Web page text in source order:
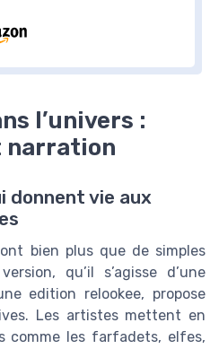
l’univers :
donnent vie aux
bien plus que de simples
qu’il s’agisse d’une
edition relookee, propose
Les artistes mettent en
comme les farfadets, elfes,